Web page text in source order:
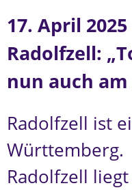
17. April 2025
Radolfzell:
nun auch
Radolfzell ist
Württemberg.
Radolfzell